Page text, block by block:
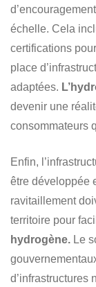
échelle. Cela
certifications
place
adaptées.
devenir une
consommateurs
Enfin,
être développée
ravitaillement
territoire pour
hydrogène. Le
d’infrastructures